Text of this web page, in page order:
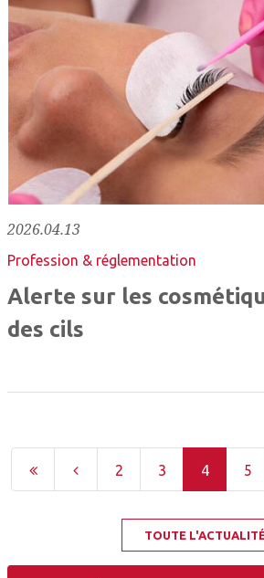
2026.04.13
Profession & réglementation
Alerte sur les
des cils
2 3 4 5
TOUTE